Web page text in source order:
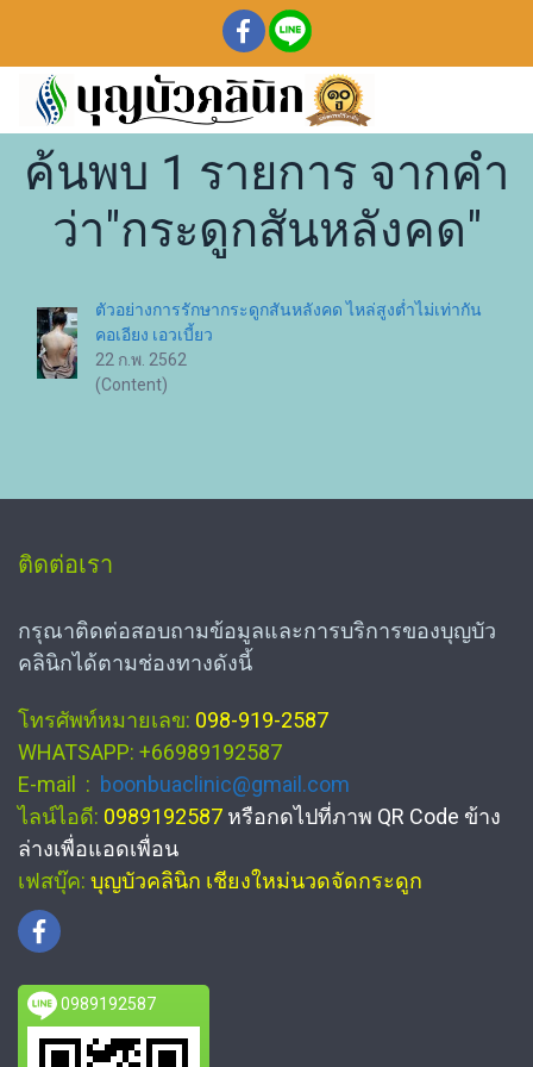
ค้นพบ 1 รายการ จากคำ
ว่า"กระดูกสันหลังคด"
ตัวอย่างการรักษากระดูกสันหลังคด ไหล่สูงต่ำไม่เท่ากัน
คอเอียง เอวเบี้ยว
22 ก.พ. 2562
(Content)
ติดต่อเรา
กรุณาติดต่อสอบถามข้อมูลและการบริการของบุญบัว
คลินิกได้ตามช่องทางดังนี้
โทรศัพท์หมายเลข: 098-919-2587
WHATSAPP: +66989192587
E-mail : boonbuaclinic@gmail.com
ไลน์ไอดี: 0989192587 หรือกดไปที่ภาพ QR Code ข้าง
ล่างเพื่อแอดเพื่อน
เฟสบุ๊ค: บุญบัวคลินิก เชียงใหม่นวดจัดกระดูก
0989192587